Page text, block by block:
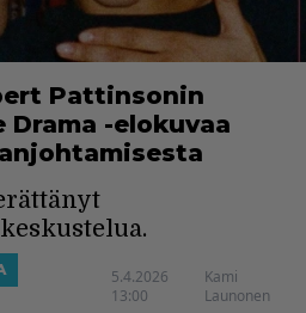
Pattinsonin
-elokuvaa
5.4.2026
13:00
Kami
Launonen